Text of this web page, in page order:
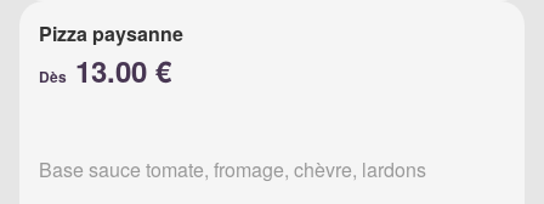
Pizza paysanne
Dès 13.00 €
Base sauce tomate, fromage, chèvre, lardons